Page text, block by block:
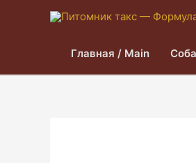
Главная / Main